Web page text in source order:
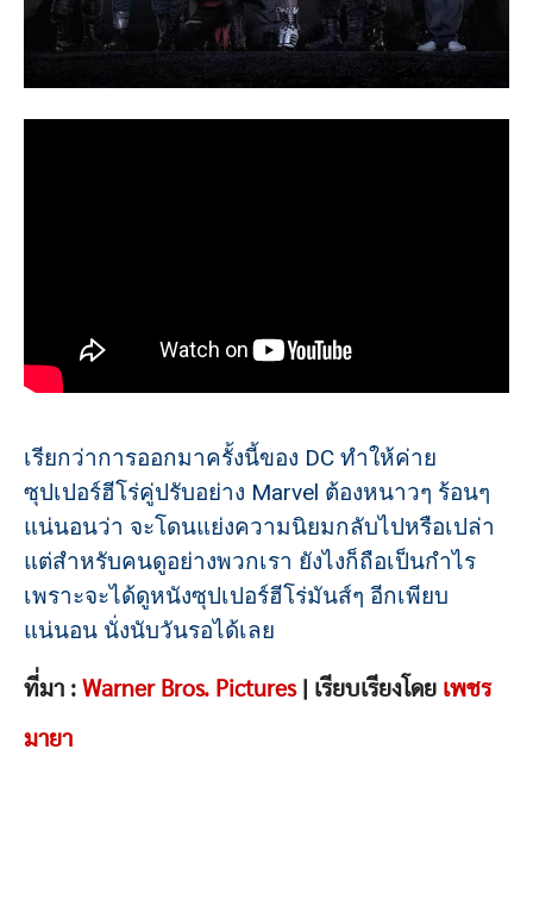
เรียกว่าการออกมาครั้งนี้ของ DC ทำให้ค่าย
ซุปเปอร์ฮีโร่คู่ปรับอย่าง Marvel ต้องหนาวๆ ร้อนๆ
แน่นอนว่า จะโดนแย่งความนิยมกลับไปหรือเปล่า
แต่สำหรับคนดูอย่างพวกเรา ยังไงก็ถือเป็นกำไร
เพราะจะได้ดูหนังซุปเปอร์ฮีโร่มันส์ๆ อีกเพียบ
แน่นอน นั่งนับวันรอได้เลย
ที่มา : Warner Bros. Pictures| เรียบเรียงโดย เพชร
มายา